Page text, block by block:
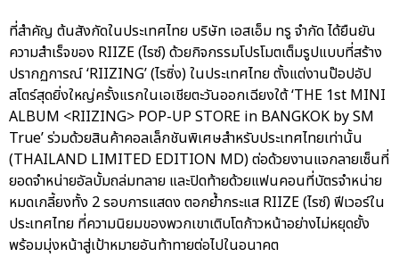
ที่สำคัญ ต้นสังกัดในประเทศไทย บริษัท เอสเอ็ม ทรู จำกัด ได้ยืนยัน
ความสำเร็จของ RIIZE (ไรซ์) ด้วยกิจกรรมโปรโมตเต็มรูปแบบที่สร้าง
ปรากฏการณ์ ‘RIIZING’ (ไรซิ่ง) ในประเทศไทย ตั้งแต่งานป๊อปอัป
สโตร์สุดยิ่งใหญ่ครั้งแรกในเอเชียตะวันออกเฉียงใต้ ‘THE 1st MINI
ALBUM <RIIZING> POP-UP STORE in BANGKOK by SM
True’ ร่วมด้วยสินค้าคอลเล็กชันพิเศษสำหรับประเทศไทยเท่านั้น
(THAILAND LIMITED EDITION MD) ต่อด้วยงานแจกลายเซ็นที่
ยอดจำหน่ายอัลบั้มถล่มทลาย และปิดท้ายด้วยแฟนคอนที่บัตรจำหน่าย
หมดเกลี้ยงทั้ง 2 รอบการแสดง ตอกย้ำกระแส RIIZE (ไรซ์) ฟีเวอร์ใน
ประเทศไทย ที่ความนิยมของพวกเขาเติบโตก้าวหน้าอย่างไม่หยุดยั้ง
พร้อมมุ่งหน้าสู่เป้าหมายอันท้าทายต่อไปในอนาคต